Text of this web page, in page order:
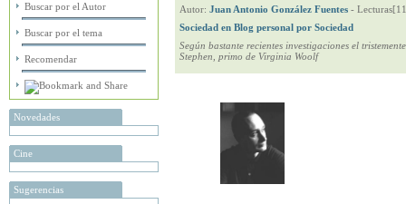
Buscar por el Autor
Buscar por el tema
Recomendar
Novedades
Cine
Sugerencias
Autor: Juan Antonio González Fuentes -
Sociedad en Blog personal por Sociedad
Según bastante recientes investigaciones el
Stephen, primo de Virginia Woolf